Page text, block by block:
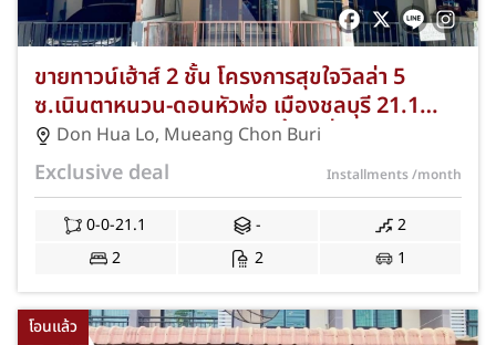
ขายทาวน์เฮ้าส์ 2 ชั้น โครงการสุขใจวิลล่า 5
ซ.เนินตาหนวน-ดอนหัวฬ่อ เมืองชลบุรี 21.1
ตารางวา 2 ห้องนอน 2 ห้องน้ำ 1 ที่จอดรถ พร้อม
ของแถมพิเศษ NKA-CEO-297
Don Hua Lo, Mueang Chon Buri
Exclusive deal Installments/month
0-0-21.1 -
2
2
2 1
โอนแล้ว